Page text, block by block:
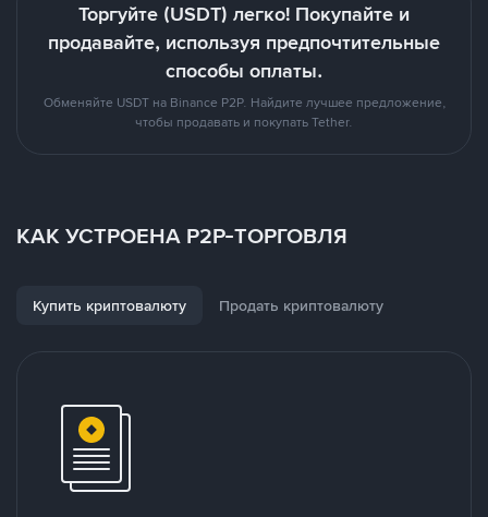
Торгуйте (USDT) легко! Покупайте и
продавайте, используя предпочтительные
способы оплаты.
Обменяйте USDT на Binance P2P. Найдите лучшее предложение,
чтобы продавать и покупать Tether.
КАК УСТРОЕНА P2P-ТОРГОВЛЯ
Купить криптовалюту Продать криптовалюту